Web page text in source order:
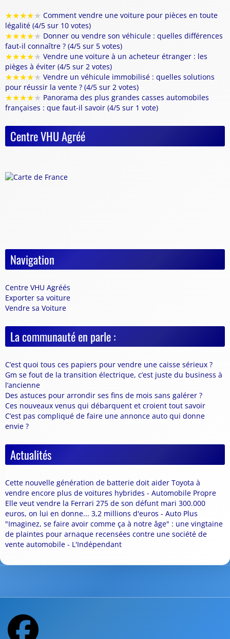
★★★★★ Comment vendre une voiture pour pièces en toute
légalité (4/5 sur 10 votes)
★★★★★ Donner ou vendre son véhicule : quelles différences
faut-il connaître ? (4/5 sur 5 votes)
★★★★★ Vendre une voiture à un acheteur étranger : les
pièges à éviter (4/5 sur 2 votes)
★★★★★ Vendre un véhicule immobilisé : quelles solutions
pour réussir la vente ? (4/5 sur 2 votes)
★★★★★ Panorama des plus grandes casses automobiles
françaises : que faut-il savoir (4/5 sur 1 vote)
Centre VHU Agréé
Navigation
Centre VHU Agréés
Exporter sa voiture
Vendre sa Voiture
La communauté en parle :
C’est quoi tous ces papiers pour vendre une caisse sérieux ?
Gm se fout de la transition électrique, c’est juste du business à
l’ancienne
Des astuces pour arrondir ses fins de mois sans galérer ?
Ces nouveaux venus qui débarquent et croient tout savoir
C’est pas compliqué de faire une annonce auto qui donne
envie ?
Actualités
Cette nouvelle génération de batterie doit aider Toyota à
vendre encore plus de voitures hybrides - Automobile Propre
Elle veut vendre la Ferrari 275 de son défunt mari 300.000
euros, on lui en donne... 3,2 millions d'euros - Auto Plus
"Imaginez, se faire avoir comme ça à notre âge" : une vingtaine
de plaintes pour arnaque recensées contre une société de
vente automobile - L'Indépendant